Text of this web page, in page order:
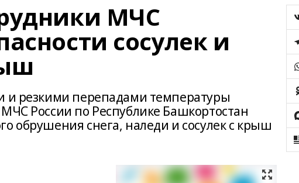
МЧС
сосулек и
и резкими перепадами температуры
России по Республике Башкортостан
обрушения снега, наледи и сосулек с крыш